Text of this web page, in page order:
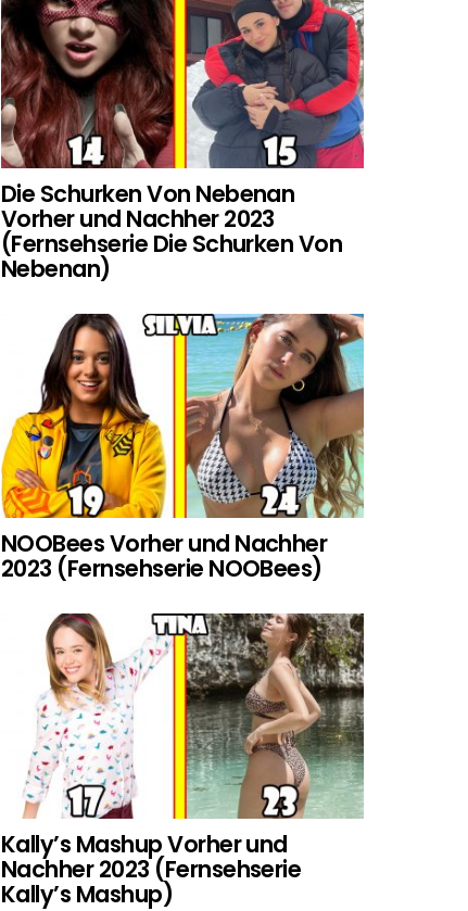
Die Schurken Von Nebenan
Vorher und Nachher 2023
(Fernsehserie Die Schurken Von
Nebenan)
NOOBees Vorher und Nachher
2023 (Fernsehserie NOOBees)
Kally’s Mashup Vorher und
Nachher 2023 (Fernsehserie
Kally’s Mashup)